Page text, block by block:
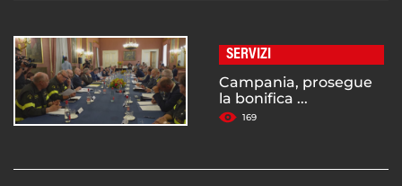
SERVIZI
Campania, prosegue
la bonifica ...
169